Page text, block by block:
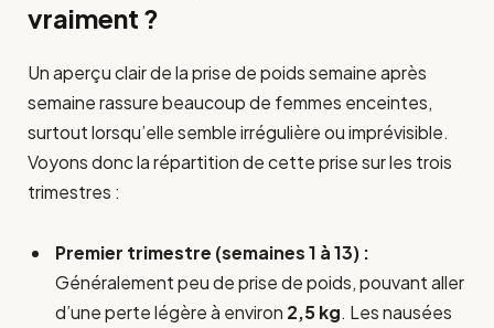
vraiment ?
Un aperçu clair de la prise de poids semaine après
semaine rassure beaucoup de femmes enceintes,
surtout lorsqu’elle semble irrégulière ou imprévisible.
Voyons donc la répartition de cette prise sur les trois
trimestres :
Premier trimestre (semaines 1 à 13) :
Généralement peu de prise de poids, pouvant aller
d’une perte légère à environ 2,5 kg. Les nausées